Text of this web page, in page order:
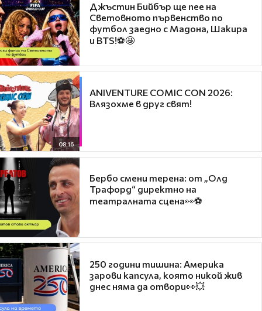
Джъстин Бийбър ще пее на
Световното първенство по
футбол заедно с Мадона, Шакира
и BTS!⚽🤩
08:16
ANIVENTURE COMIC CON 2026:
Влязохме в друг свят!
Бербо смени терена: от „Олд
Трафорд“ директно на
театралната сцена👀⚽
250 години тишина: Америка
зарови капсула, която никой жив
днес няма да отвори👀💥